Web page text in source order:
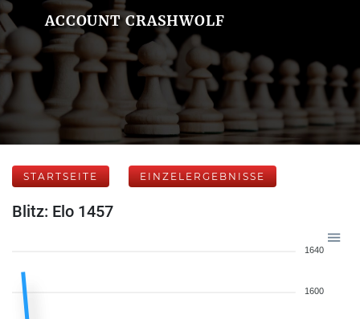
ACCOUNT CRASHWOLF
STARTSEITE EINZELERGEBNISSE
Blitz: Elo 1457
1640
1600